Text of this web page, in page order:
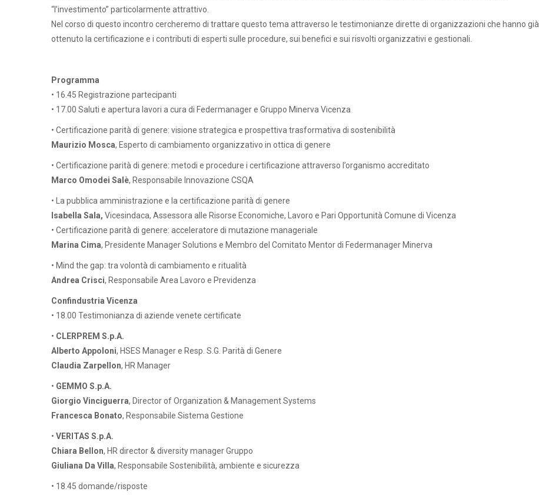
“l’investimento” particolarmente attrattivo.
Nel corso di questo incontro cercheremo di trattare questo tema attraverso le testimonianze dirette di organizzazioni che hanno già
ottenuto la certificazione e i contributi di esperti sulle procedure, sui benefici e sui risvolti organizzativi e gestionali.
Programma
• 16.45 Registrazione partecipanti
• 17.00 Saluti e apertura lavori a cura di Federmanager e Gruppo Minerva Vicenza
• Certificazione parità di genere: visione strategica e prospettiva trasformativa di sostenibilità
Maurizio Mosca, Esperto di cambiamento organizzativo in ottica di genere
• Certificazione parità di genere: metodi e procedure i certificazione attraverso l’organismo accreditato
Marco Omodei Salè, Responsabile Innovazione CSQA
• La pubblica amministrazione e la certificazione parità di genere
Isabella Sala, Vicesindaca, Assessora alle Risorse Economiche, Lavoro e Pari Opportunità Comune di Vicenza
• Certificazione parità di genere: acceleratore di mutazione manageriale
Marina Cima, Presidente Manager Solutions e Membro del Comitato Mentor di Federmanager Minerva
• Mind the gap: tra volontà di cambiamento e ritualità
Andrea Crisci, Responsabile Area Lavoro e Previdenza
Confindustria Vicenza
• 18.00 Testimonianza di aziende venete certificate
• CLERPREM S.p.A.
Alberto Appoloni, HSES Manager e Resp. S.G. Parità di Genere
Claudia Zarpellon, HR Manager
• GEMMO S.p.A.
Giorgio Vinciguerra, Director of Organization & Management Systems
Francesca Bonato, Responsabile Sistema Gestione
• VERITAS S.p.A.
Chiara Bellon, HR director & diversity manager Gruppo
Giuliana Da Villa, Responsabile Sostenibilità, ambiente e sicurezza
• 18.45 domande/risposte